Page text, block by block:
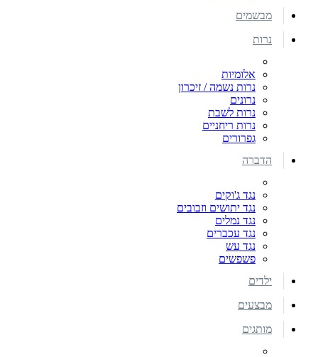
מבשמים
נרות
אלומיות
נרות נשמה / זיכרון
נרונים
נרות לשבת
נרות ריחניים
גפרורים
הדברה
נגד ג'וקים
נגד יתושים וזבובים
נגד נמלים
נגד עכברים
נגד עש
פשפשים
ילדים
מבצעים
מותגים